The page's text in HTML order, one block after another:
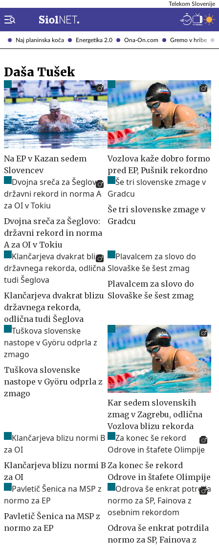
Naj planinska koča Energetika 2.0 Ona-On.com Gremo v hribe
Telekom Slovenije
Daša Tušek
Na EP v Kazan sedem
Slovencev
Vozlova kaže dobro formo
pred EP, Pušnik rekordno
Dvojna sreča za Šeglovo:
državni rekord in norma
A za OI v Tokiu
Še tri slovenske zmage v
Gradcu
Klančarjeva dvakrat blizu
državnega rekorda,
odlična tudi Šeglova
Plavalcem za slovo do
Slovaške še šest zmag
Tuškova slovenske
nastope v Györu odprla z
zmago
Kar sedem slovenskih
zmag v Zagrebu, odlična
Vozlova blizu rekorda
Klančarjeva blizu normi B
za OI
Za konec še rekord
Odrove in štafete Olimpije
Pavletič Šenica na MSP z
normo za EP
Odrova še enkrat potrdila
normo za SP, Fainova z